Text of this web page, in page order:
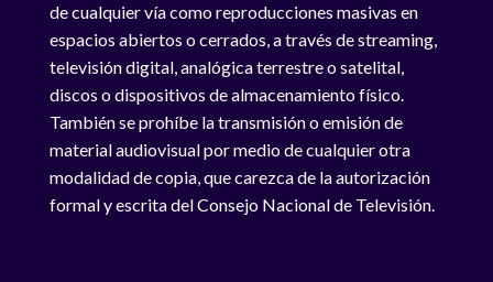
de cualquier vía como reproducciones masivas en
espacios abiertos o cerrados, a través de streaming,
televisión digital, analógica terrestre o satelital,
discos o dispositivos de almacenamiento físico.
También se prohíbe la transmisión o emisión de
material audiovisual por medio de cualquier otra
modalidad de copia, que carezca de la autorización
formal y escrita del Consejo Nacional de Televisión.